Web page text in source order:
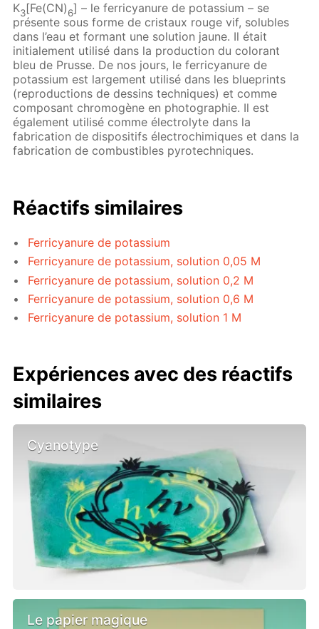
K3[Fe(CN)6] – le ferricyanure de potassium – se
présente sous forme de cristaux rouge vif, solubles
dans l’eau et formant une solution jaune. Il était
initialement utilisé dans la production du colorant
bleu de Prusse. De nos jours, le ferricyanure de
potassium est largement utilisé dans les blueprints
(reproductions de dessins techniques) et comme
composant chromogène en photographie. Il est
également utilisé comme électrolyte dans la
fabrication de dispositifs électrochimiques et dans la
fabrication de combustibles pyrotechniques.
Réactifs similaires
Ferricyanure de potassium
Ferricyanure de potassium, solution 0,05 M
Ferricyanure de potassium, solution 0,2 M
Ferricyanure de potassium, solution 0,6 M
Ferricyanure de potassium, solution 1 M
Expériences avec des réactifs
similaires
Cyanotype
Le papier magique